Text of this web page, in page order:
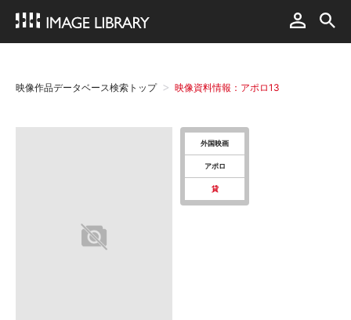
映像作品データベース検索トップ 映像資料情報：アポロ13
外国映画
アポロ
貸